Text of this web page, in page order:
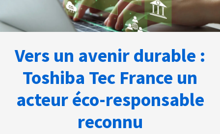
Vers un avenir durable :
Toshiba Tec France un
acteur éco-responsable
reconnu